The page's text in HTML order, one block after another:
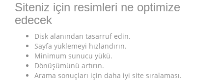
Siteniz için resimleri ne optimize
edecek
Disk alanından tasarruf edin.
Sayfa yüklemeyi hızlandırın.
Minimum sunucu yükü.
Dönüşümünü artırın.
Arama sonuçları için daha iyi site sıralaması.